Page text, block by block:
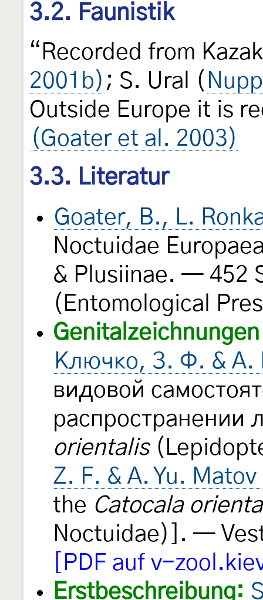
3.2. Faunistik
“Recorded from
2001b) ; S. Ural (
Outside Europe it is
(Goater et al. 2003)
3.3. Literatur
Goater, B., L.
Noctuidae
& Plusiinae. — 452
(Entomological
Ключко, З. Ф. &
видовой
распространении
orientalis
Z. F. & A. Yu.
the Catocala
Noctuidae)]. —
[PDF auf v-
Erstbeschreibung: